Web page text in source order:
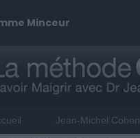
Jean-Michel Cohen
Minceur